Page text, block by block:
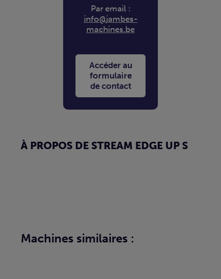
Par email :
info@jambes-
machines.be
Accéder au
formulaire
de contact
À PROPOS DE STREAM EDGE UP S
Machines similaires :